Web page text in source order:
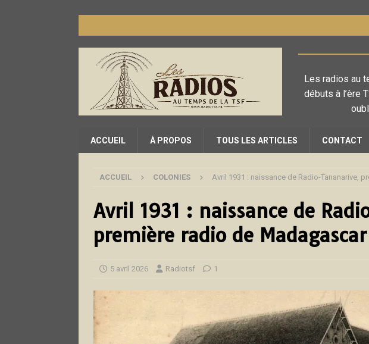
Les radios au
débuts à l’ère
ACCUEIL À PROPOS TOUS LES ARTICLES CONTACT
ACCUEIL COLONIES Avril 1931 : naissance de Radio-Tananarive,
Avril 1931 : naissance de
première radio de Madagascar
5 avril 2026 Radiotsf 1